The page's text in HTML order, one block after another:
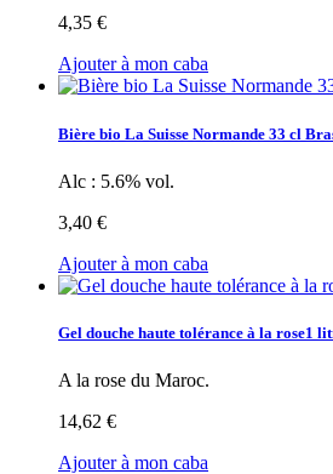
4,35 €
Ajouter à mon caba
Bière bio La Suisse Normande 33 cl
Alc : 5.6% vol.
3,40 €
Ajouter à mon caba
Gel douche haute tolérance à la rose1
A la rose du Maroc.
14,62 €
Ajouter à mon caba